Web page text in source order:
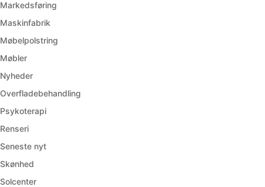
Markedsføring
Maskinfabrik
Møbelpolstring
Møbler
Nyheder
Overfladebehandling
Psykoterapi
Renseri
Seneste nyt
Skønhed
Solcenter